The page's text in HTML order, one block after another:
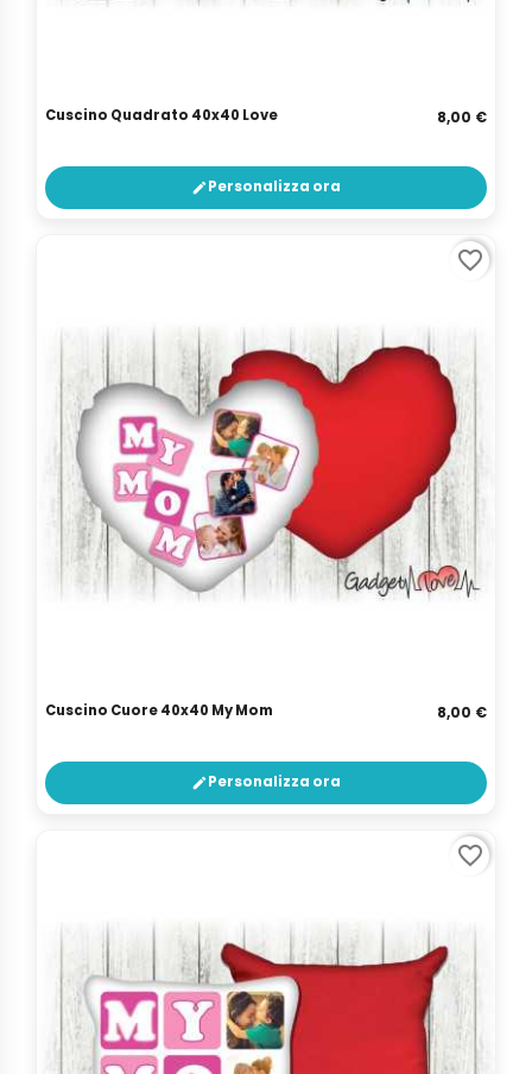
Cuscino Quadrato 40x40 Love 8,00 €
editPersonalizza ora
Cuscino Cuore 40x40 My Mom 8,00 €
editPersonalizza ora
favorite_border
favorite_border